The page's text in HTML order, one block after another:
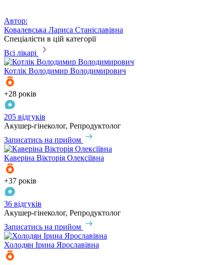
Автор:
Ковалевська Лариса Станіславівна
Спеціалісти в цій категорії
Всі лікарі
Котлік Володимир Володимирович
+28 років
205 відгуків
Акушер-гінеколог, Репродуктолог
Записатись на прийом
Каверіна Вікторія Олексіївна
+37 років
36 відгуків
Акушер-гінеколог, Репродуктолог
Записатись на прийом
Холодян Ірина Ярославівна